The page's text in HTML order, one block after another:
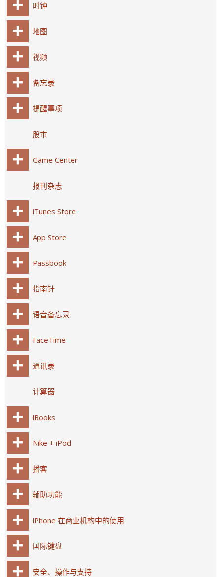
时钟
地图
视频
备忘录
提醒事项
股市
Game Center
报刊杂志
iTunes Store
App Store
Passbook
指南针
语音备忘录
FaceTime
通讯录
计算器
iBooks
Nike + iPod
播客
辅助功能
iPhone 在商业机构中的使用
国际键盘
安全、操作与支持